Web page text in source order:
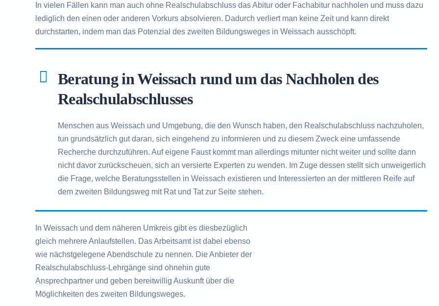
In vielen Fällen kann man auch ohne Realschulabschluss das Abitur oder Fachabitur nachholen und muss dazu
lediglich den einen oder anderen Vorkurs absolvieren. Dadurch verliert man keine Zeit und kann direkt
durchstarten, indem man das Potenzial des zweiten Bildungsweges in Weissach ausschöpft.
Beratung in Weissach rund um das Nachholen des
Realschulabschlusses
Menschen aus Weissach und Umgebung, die den Wunsch haben, den Realschulabschluss nachzuholen,
tun grundsätzlich gut daran, sich eingehend zu informieren und zu diesem Zweck eine umfassende
Recherche durchzuführen. Auf eigene Faust kommt man allerdings mitunter nicht weiter und sollte dann
nicht davor zurückscheuen, sich an versierte Experten zu wenden. Im Zuge dessen stellt sich unweigerlich
die Frage, welche Beratungsstellen in Weissach existieren und Interessierten an der mittleren Reife auf
dem zweiten Bildungsweg mit Rat und Tat zur Seite stehen.
In Weissach und dem näheren Umkreis gibt es diesbezüglich
gleich mehrere Anlaufstellen. Das Arbeitsamt ist dabei ebenso
wie nächstgelegene Abendschule zu nennen. Die Anbieter der
Realschulabschluss-Lehrgänge sind ohnehin gute
Ansprechpartner und geben bereitwillig Auskunft über die
Möglichkeiten des zweiten Bildungsweges.